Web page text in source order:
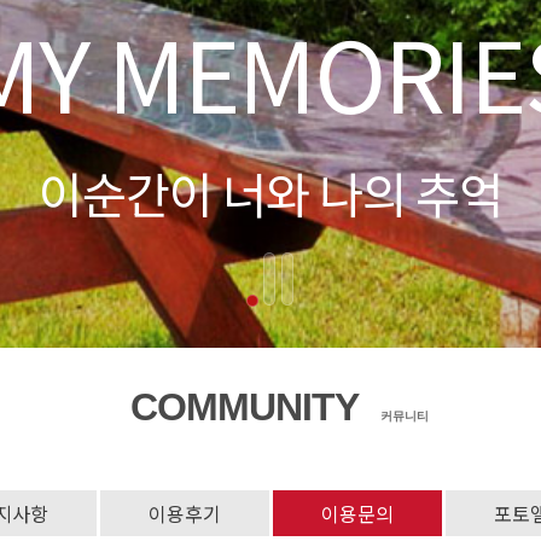
COMMUNITY 커뮤니티
사항 이용후기 이용문의 포토